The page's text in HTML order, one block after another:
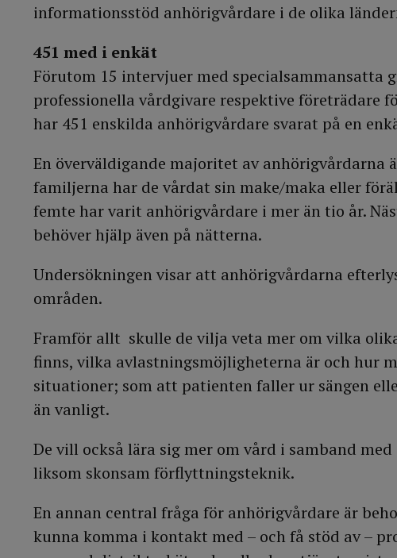
informationsstöd anhörigvårdare i de olika
451 med i enkät
Förutom 15 intervjuer med specialsammansatta
professionella vårdgivare respektive företrädare
har 451 enskilda anhörigvårdare svarat på en
En överväldigande majoritet av anhörigvårdarna
familjerna har de vårdat sin make/maka eller
femte har varit anhörigvårdare i mer än tio år.
behöver hjälp även på nätterna.
Undersökningen visar att anhörigvårdarna
områden.
Framför allt skulle de vilja veta mer om vilka
finns, vilka avlastningsmöjligheterna är och hur
situationer; som att patienten faller ur sängen
än vanligt.
De vill också lära sig mer om vård i samband
liksom skonsam förflyttningsteknik.
En annan central fråga för anhörigvårdare är
kunna komma i kontakt med – och få stöd av –